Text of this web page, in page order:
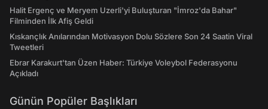
Halit Ergenç ve Meryem Uzerli'yi Buluşturan "İmroz'da Bahar"
Filminden İlk Afiş Geldi
Kıskançlık Anılarından Motivasyon Dolu Sözlere Son 24 Saatin Viral
Tweetleri
Ebrar Karakurt'tan Üzen Haber: Türkiye Voleybol Federasyonu
Açıkladı
Günün Popüler Başlıkları